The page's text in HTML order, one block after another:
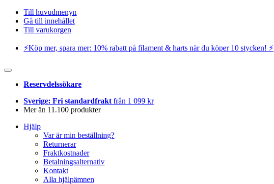
Till huvudmenyn
Gå till innehållet
Till varukorgen
⚡️Köp mer, spara mer: 10% rabatt på filament & harts när du köper 10 stycken! ⚡️
Reservdelssökare
Sverige: Fri standardfrakt från 1 099 kr
Mer än 11.100 produkter
Hjälp
Var är min beställning?
Returnerar
Fraktkostnader
Betalningsalternativ
Kontakt
Alla hjälpämnen